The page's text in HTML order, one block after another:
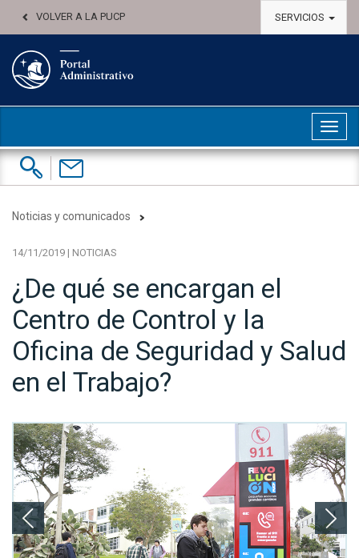
VOLVER A LA PUCP SERVICIOS
Buscar:
Contáctenos
Noticias y comunicados
14/11/2019 | NOTICIAS
¿De qué se encargan el
Centro de Control y la
Oficina de Seguridad y Salud
en el Trabajo?